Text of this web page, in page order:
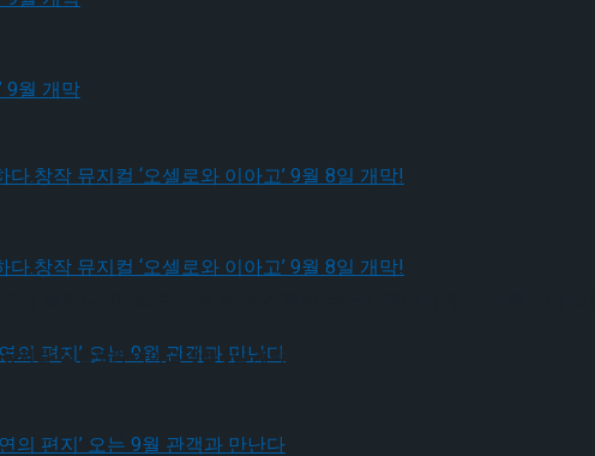
지컬 ‘오셀로와 이아고’ 9월 8일 개막!
오는 9월 관객과 만난다
지컬 ‘오셀로와 이아고’ 9월 8일 개막!